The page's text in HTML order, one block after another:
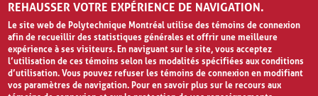
REHAUSSER VOTRE EXPÉRIENCE DE NAVIGATION.
Le site web de Polytechnique Montréal utilise des témoins de connexion
afin de recueillir des statistiques générales et offrir une meilleure
expérience à ses visiteurs. En naviguant sur le site, vous acceptez
l’utilisation de ces témoins selon les modalités spécifiées aux conditions
d’utilisation. Vous pouvez refuser les témoins de connexion en modifiant
vos paramètres de navigation. Pour en savoir plus sur le recours aux